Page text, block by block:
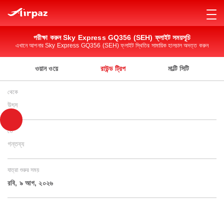
পরীক্ষা করুন Sky Express GQ356 (SEH) ফ্লাইট সময়সূচি
এখানে আপনার Sky Express GQ356 (SEH) ফ্লাইট স্থিতির সামায়িক হালচাল অদত্ত করুন
ওয়ান ওয়ে রাউন্ড ট্রিপ মাল্টি সিটি
থেকে
উৎস
তে
গন্তব্য
যাত্রা শুরুর সময়
রবি, ৯ আগ, ২০২৬